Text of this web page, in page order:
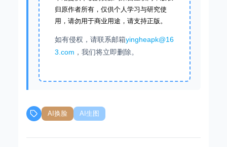
归原作者所有，仅供个人学习与研究使
用，请勿用于商业用途，请支持正版。
如有侵权，请联系邮箱yingheapk@16
3.com ，我们将立即删除。
AI换脸 AI生图